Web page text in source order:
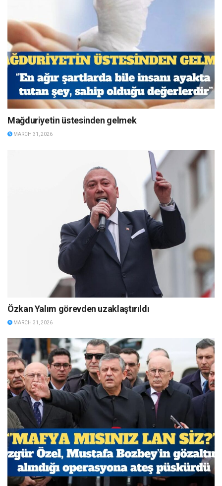
Mağduriyetin üstesinden gelmek
MARCH 31, 2026
Özkan Yalım görevden uzaklaştırıldı
MARCH 31, 2026